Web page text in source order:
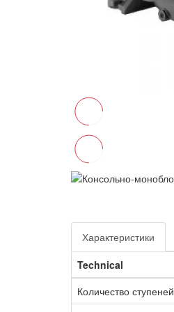
Характеристики
Technical
Количество ступеней